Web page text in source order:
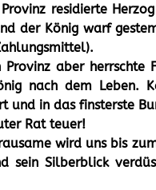
residierte
der König warf
aber herrschte
nach dem Leben.
und in das finsterste
Rat teuer!
wird uns bis
sein Silberblick